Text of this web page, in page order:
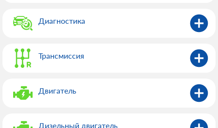
Диагностика
Трансмиссия
Двигатель
Дизельный двигатель